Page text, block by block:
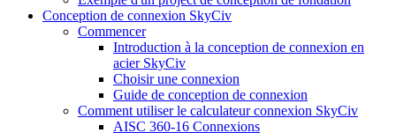
Conception de connexion SkyCiv
Commencer
Introduction à la conception de connexion en
acier SkyCiv
Choisir une connexion
Guide de conception de connexion
Comment utiliser le calculateur connexion SkyCiv
AISC 360-16 Connexions